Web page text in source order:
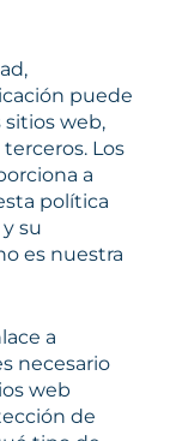
puede
sitios web,
Los
a
política
su
es nuestra
a
necesario
web
de